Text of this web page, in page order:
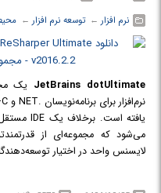
نرم افزار ← ‏توسعه نرم افزار ← ‏
JetBrains dotUltimate یک
لایسنس واحد در اختیار